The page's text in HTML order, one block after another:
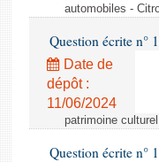
Comptes rendus des
automobiles -
Question écrite n°
Date de
dépôt :
11/06/2024
patrimoine
Question écrite n°